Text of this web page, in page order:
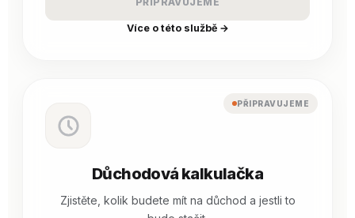
Více o této službě →
PŘIPRAVUJEME
Důchodová kalkulačka
Zjistěte, kolik budete mít na důchod a jestli to